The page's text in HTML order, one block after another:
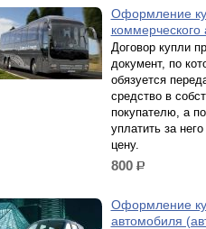
Оформление
коммерческого
Договор купли
документ, по
обязуется
средство в
покупателю, а
уплатить за
цену.
800 р.
Оформление
автомобиля